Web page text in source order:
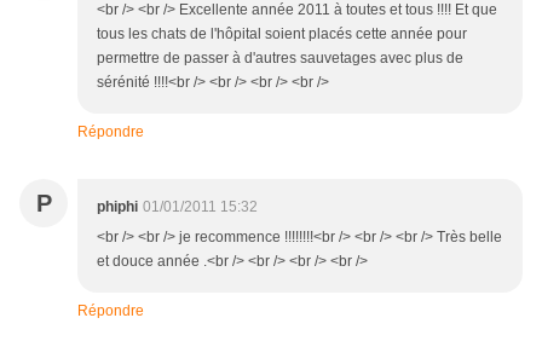
<br /> <br /> Excellente année 2011 à toutes et tous !!!! Et que
tous les chats de l'hôpital soient placés cette année pour
permettre de passer à d'autres sauvetages avec plus de
sérénité !!!!<br /> <br /> <br /> <br />
Répondre
P phiphi 01/01/2011 15:32
<br /> <br /> je recommence !!!!!!!!<br /> <br /> <br /> Très belle
et douce année .<br /> <br /> <br /> <br />
Répondre